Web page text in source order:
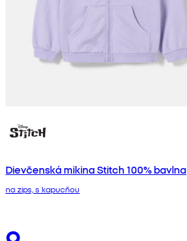
Dievčenská mikina Stitch 100% bavlna
na zips, s kapucňou